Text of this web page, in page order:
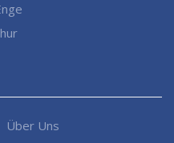
Über Uns